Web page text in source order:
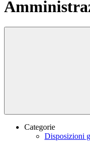
Categorie
Disposizioni